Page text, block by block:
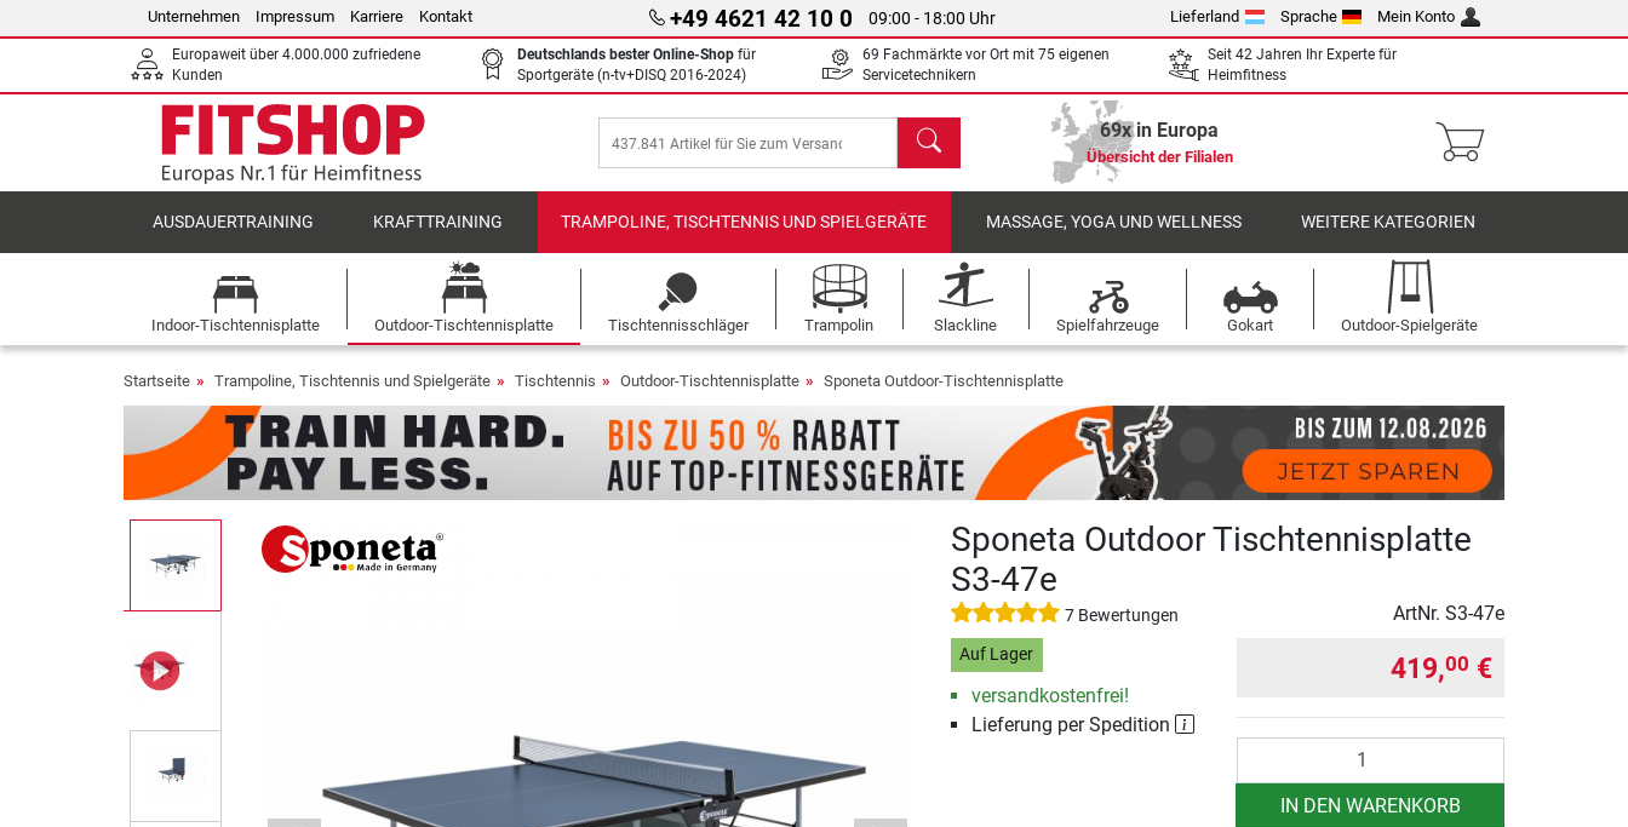
Unternehmen Impressum Karriere Kontakt +49 4621 42 10 0 09:00 - 18:00 Uhr Lieferland Sprache Mein Konto
Europaweit über 4.000.000 zufriedene
Kunden
Deutschlands bester Online-Shop für
Sportgeräte (n-tv+DISQ 2016-2024)
69 Fachmärkte vor Ort mit 75 eigenen
Servicetechnikern
Seit 42 Jahren Ihr Experte für
Heimfitness
Suchen 69x in Europa
Übersicht der Filialen
AUSDAUERTRAINING KRAFTTRAINING TRAMPOLINE, TISCHTENNIS UND SPIELGERÄTE MASSAGE, YOGA UND WELLNESS WEITERE KATEGORIEN
Indoor-Tischtennisplatte Outdoor-Tischtennisplatte Tischtennisschläger Trampolin Slackline Spielfahrzeuge Gokart Outdoor-Spielgeräte
Startseite Trampoline, Tischtennis und Spielgeräte Tischtennis Outdoor-Tischtennisplatte Sponeta Outdoor-Tischtennisplatte
Sponeta Outdoor Tischtennisplatte
S3-47e
7 Bewertungen ArtNr. S3-47e
Auf Lager
versandkostenfrei!
Lieferung per Spedition
419,00 €
IN DEN WARENKORB